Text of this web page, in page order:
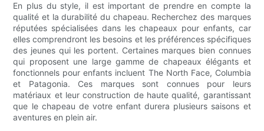
En plus du style, il est important de prendre en compte la
qualité et la durabilité du chapeau. Recherchez des marques
réputées spécialisées dans les chapeaux pour enfants, car
elles comprendront les besoins et les préférences spécifiques
des jeunes qui les portent. Certaines marques bien connues
qui proposent une large gamme de chapeaux élégants et
fonctionnels pour enfants incluent The North Face, Columbia
et Patagonia. Ces marques sont connues pour leurs
matériaux et leur construction de haute qualité, garantissant
que le chapeau de votre enfant durera plusieurs saisons et
aventures en plein air.